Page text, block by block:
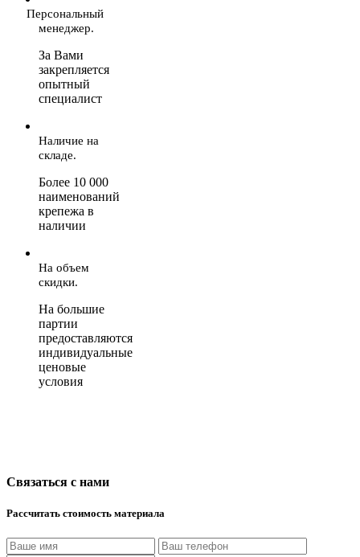
Персональный
менеджер.
За Вами
закрепляется
опытный
специалист
Наличие на
складе.
Более 10 000
наименований
крепежа в
наличии
На объем
скидки.
На большие
партии
предоставляются
индивидуальные
ценовые
условия
Связаться с нами
Рассчитать стоимость материала